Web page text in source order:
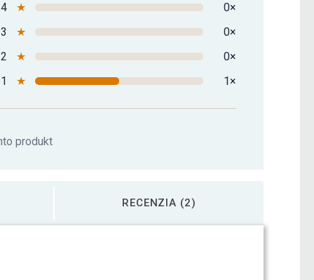
4
★
0×
3
★
0×
2
★
0×
1
★ 1×
produkt
RECENZIA (2)